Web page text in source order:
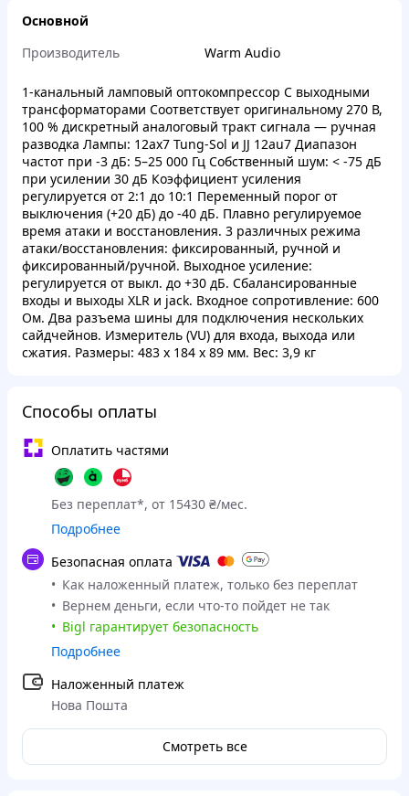
Основной
Производитель
Warm Audio
1-канальный ламповый оптокомпрессор С выходными
трансформаторами Соответствует оригинальному 270 В,
100 % дискретный аналоговый тракт сигнала — ручная
разводка Лампы: 12ax7 Tung-Sol и JJ 12au7 Диапазон
частот при -3 дБ: 5–25 000 Гц Собственный шум: < -75 дБ
при усилении 30 дБ Коэффициент усиления
регулируется от 2:1 до 10:1 Переменный порог от
выключения (+20 дБ) до -40 дБ. Плавно регулируемое
время атаки и восстановления. 3 различных режима
атаки/восстановления: фиксированный, ручной и
фиксированный/ручной. Выходное усиление:
регулируется от выкл. до +30 дБ. Сбалансированные
входы и выходы XLR и jack. Входное сопротивление: 600
Ом. Два разъема шины для подключения нескольких
сайдчейнов. Измеритель (VU) для входа, выхода или
сжатия. Размеры: 483 x 184 x 89 мм. Вес: 3,9 кг
Способы оплаты
Оплатить частями
Без переплат*, от 15430 ₴/мес.
Подробнее
Безопасная оплата
Как наложенный платеж, только без переплат
Вернем деньги, если что-то пойдет не так
Bigl гарантирует безопасность
Подробнее
Наложенный платеж
Нова Пошта
Смотреть все